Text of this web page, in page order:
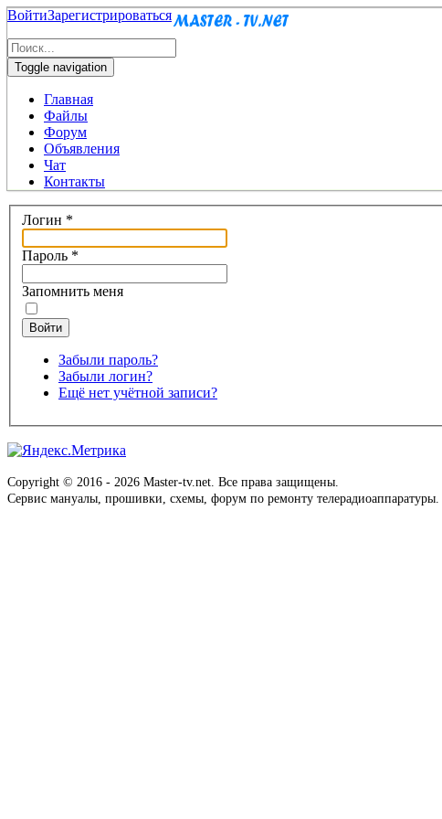
ВойтиЗарегистрироваться
Toggle navigation
Главная
Файлы
Форум
Объявления
Чат
Контакты
Логин *
Пароль *
Запомнить меня
Войти
Забыли пароль?
Забыли логин?
Ещё нет учётной записи?
Copyright © 2016 - 2026 Master-tv.net. Все права защищены.
Сервис мануалы, прошивки, схемы, форум по ремонту телерадиоаппаратуры.